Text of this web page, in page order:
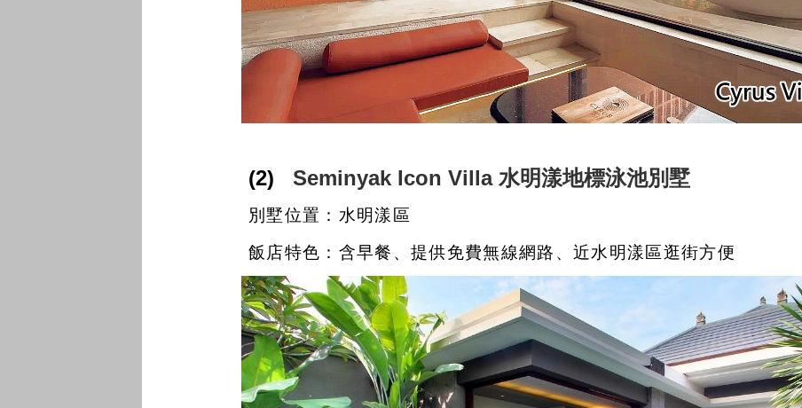
(2) Seminyak Icon Villa 水明漾地標泳池別墅
別墅位置：水明漾區
飯店特色：含早餐、提供免費無線網路、近水明漾區逛街方便